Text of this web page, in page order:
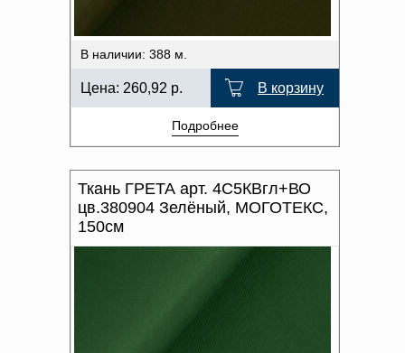
В наличии: 388 м.
Цена: 260,92 р. В корзину
Подробнее
Ткань ГРЕТА арт. 4С5КВгл+ВО
цв.380904 Зелёный, МОГОТЕКС,
150см